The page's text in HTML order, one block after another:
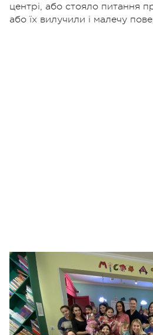
центрі, або стояло питання
або їх вилучили і малечу